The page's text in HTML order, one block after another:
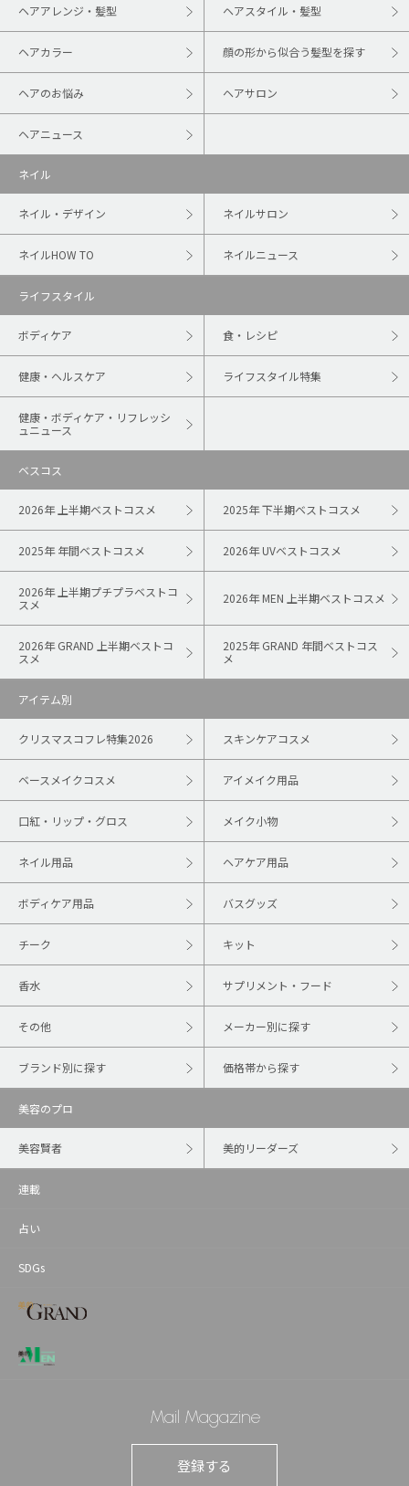
ヘアアレンジ・髪型 ヘアスタイル・髪型
ヘアカラー 顔の形から似合う髪型を探す
ヘアのお悩み ヘアサロン
ヘアニュース
ネイル
ネイル・デザイン ネイルサロン
ネイルHOW TO ネイルニュース
ライフスタイル
ボディケア 食・レシピ
健康・ヘルスケア ライフスタイル特集
健康・ボディケア・リフレッシ
ュニュース
ベスコス
2026年 上半期ベストコスメ 2025年 下半期ベストコスメ
2025年 年間ベストコスメ 2026年 UVベストコスメ
2026年 上半期プチプラベストコ
スメ
2026年 MEN 上半期ベストコスメ
2026年 GRAND 上半期ベストコ
スメ
2025年 GRAND 年間ベストコス
メ
アイテム別
クリスマスコフレ特集2026 スキンケアコスメ
ベースメイクコスメ アイメイク用品
口紅・リップ・グロス メイク小物
ネイル用品 ヘアケア用品
ボディケア用品 バスグッズ
チーク キット
香水 サプリメント・フード
その他 メーカー別に探す
ブランド別に探す 価格帯から探す
美容のプロ
美容賢者 美的リーダーズ
連載
占い
SDGs
Mail Magazine
登録する